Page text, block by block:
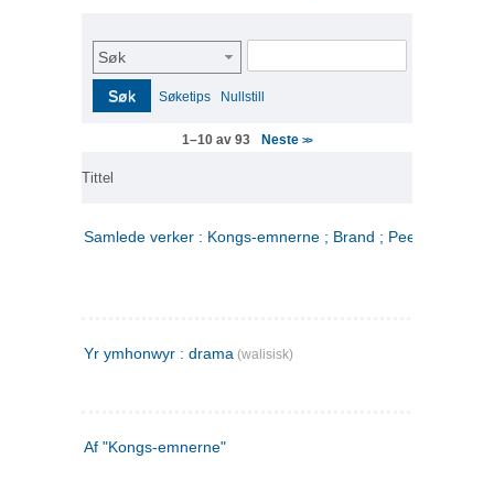
Søk
Søk Søketips Nullstill
1–10 av 93 Neste>>
Tittel
Samlede verker : Kongs-emnerne ; Brand ; Peer Gynt. 2
Yr ymhonwyr : drama (walisisk)
Af "Kongs-emnerne"